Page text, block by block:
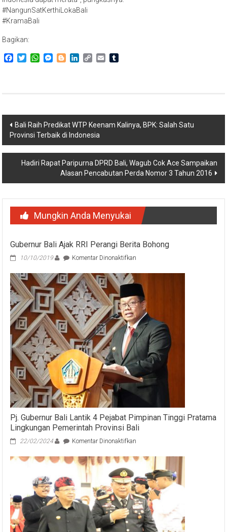
#NangunSatKerthiLokaBali
#KramaBali
Bagikan:
Facebook
TwitterWhatsApp
Messenger
BloggerLinkedIn
Copy Email
Navigasi
pos
Bali Raih Predikat WTP Keenam Kalinya, BPK: Salah Satu
Provinsi Terbaik di Indonesia
Hadiri Rapat Paripurna DPRD Bali, Wagub Cok Ace Sampaikan
Alasan Pencabutan Perda Nomor 3 Tahun 2016
Mungkin Anda Menyukai
Gubernur Bali Ajak RRI Perangi Berita Bohong
10/10/2019 Komentar Dinonaktifkan
Ajak
RRI
Perangi
Berita
Bohong
Pj. Gubernur Bali Lantik 4 Pejabat Pimpinan Tinggi Pratama
Lingkungan Pemerintah Provinsi Bali
22/02/2024 Komentar Dinonaktifkan
Gubernur
Lantik
4
Pejabat
Pimpinan
Tinggi
Pratama